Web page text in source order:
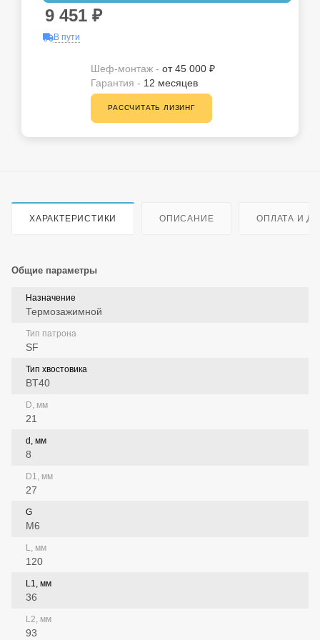
9 451 ₽
В пути
Шеф-монтаж - от 45 000 ₽
Гарантия - 12 месяцев
РАССЧИТАТЬ ЛИЗИНГ
ХАРАКТЕРИСТИКИ ОПИСАНИЕ ОПЛАТА И
Общие параметры
Назначение
Термозажимной
Тип патрона
SF
Тип хвостовика
BT40
D, мм
21
d, мм
8
D1, мм
27
G
M6
L, мм
120
L1, мм
36
L2, мм
93